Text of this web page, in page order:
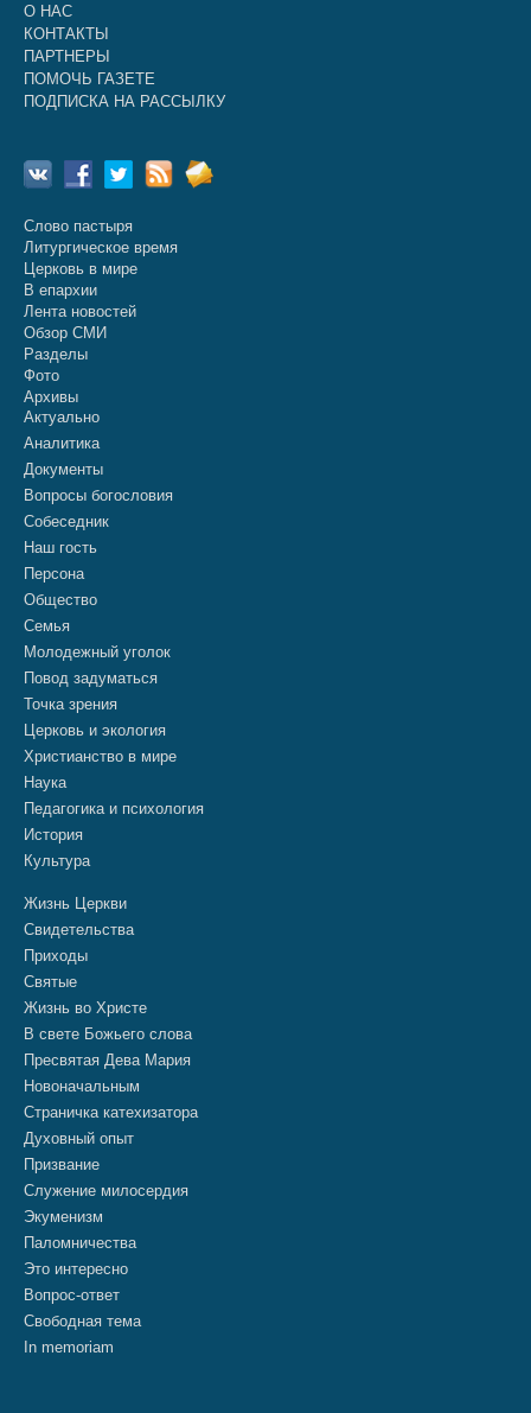
О НАС
КОНТАКТЫ
ПАРТНЕРЫ
ПОМОЧЬ ГАЗЕТЕ
ПОДПИСКА НА РАССЫЛКУ
Слово пастыря
Литургическое время
Церковь в мире
В епархии
Лента новостей
Обзор СМИ
Разделы
Фото
Архивы
Актуально
Аналитика
Документы
Вопросы богословия
Собеседник
Наш гость
Персона
Общество
Семья
Молодежный уголок
Повод задуматься
Точка зрения
Церковь и экология
Христианство в мире
Наука
Педагогика и психология
История
Культура
Жизнь Церкви
Свидетельства
Приходы
Святые
Жизнь во Христе
В свете Божьего слова
Пресвятая Дева Мария
Новоначальным
Страничка катехизатора
Духовный опыт
Призвание
Служение милосердия
Экуменизм
Паломничества
Это интересно
Вопрос-ответ
Свободная тема
In memoriam